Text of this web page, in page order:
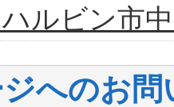
ルビン市
へのお問